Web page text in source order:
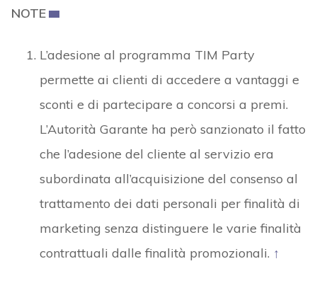
NOTE
L’adesione al programma TIM Party
permette ai clienti di accedere a vantaggi e
sconti e di partecipare a concorsi a premi.
L’Autorità Garante ha però sanzionato il fatto
che l’adesione del cliente al servizio era
subordinata all’acquisizione del consenso al
trattamento dei dati personali per finalità di
marketing senza distinguere le varie finalità
contrattuali dalle finalità promozionali. ↑